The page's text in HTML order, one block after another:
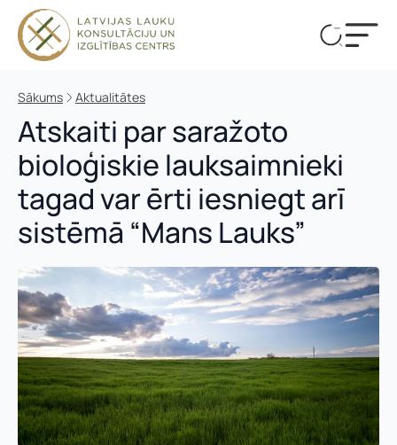
Sākums Aktualitātes
Atskaiti par saražoto
bioloģiskie lauksaimnieki
tagad var ērti iesniegt arī
sistēmā “Mans Lauks”